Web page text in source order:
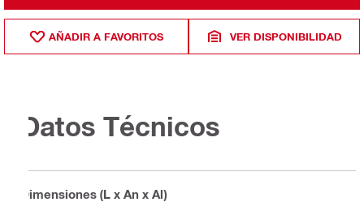
AÑADIR A FAVORITOS VER DISPONIBILIDAD
Datos Técnicos
Dimensiones (L x An x Al)